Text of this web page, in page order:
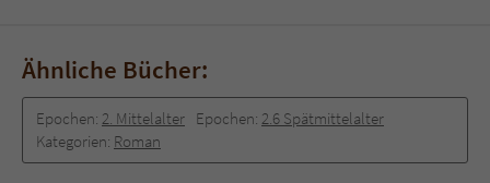
Ähnliche Bücher:
Epochen: 2. Mittelalter Epochen: 2.6 Spätmittelalter
Kategorien: Roman